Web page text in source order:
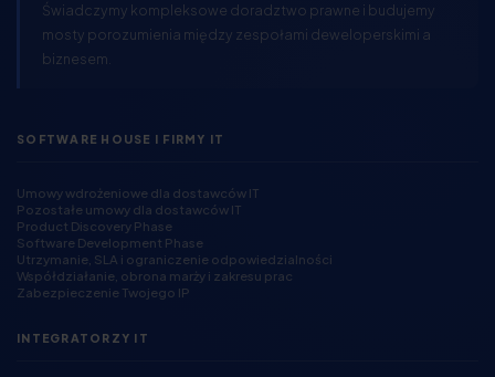
Świadczymy kompleksowe doradztwo prawne i budujemy
mosty porozumienia między zespołami deweloperskimi a
biznesem.
SOFTWARE HOUSE I FIRMY IT
Umowy wdrożeniowe dla dostawców IT
Pozostałe umowy dla dostawców IT
Product Discovery Phase
Software Development Phase
Utrzymanie, SLA i ograniczenie odpowiedzialności
Współdziałanie, obrona marży i zakresu prac
Zabezpieczenie Twojego IP
INTEGRATORZY IT